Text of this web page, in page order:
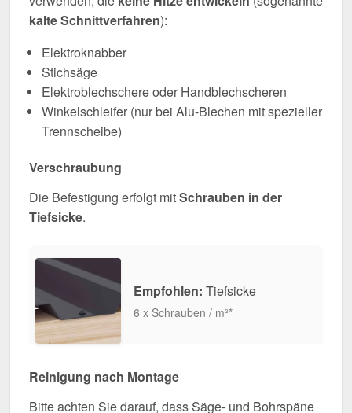
kalte Schnittverfahren):
Elektroknabber
Stichsäge
Elektroblechschere oder Handblechscheren
Winkelschleifer (nur bei Alu-Blechen mit spezieller
Trennscheibe)
Verschraubung
Die Befestigung erfolgt mitSchrauben in der
Tiefsicke.
Empfohlen: Tiefsicke
6 x Schrauben / m²*
Reinigung nach Montage
Bitte achten Sie darauf, dass Säge- und Bohrspäne